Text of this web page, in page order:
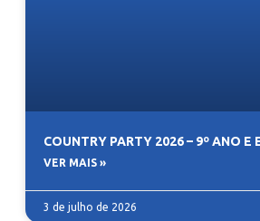
COUNTRY PARTY 2026 – 9º ANO E
VER MAIS »
3 de julho de 2026